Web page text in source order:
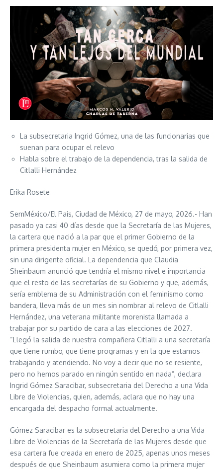
La subsecretaria Ingrid Gómez, una de las funcionarias que
suenan para ocupar el relevo
Habla sobre el trabajo de la dependencia, tras la salida de
Citlalli Hernández
Erika Rosete
SemMéxico/El Pais, Ciudad de México, 27 de mayo, 2026.- Han
pasado ya casi 40 días desde que la Secretaría de las Mujeres,
la cartera que nació a la par que el primer Gobierno de la
primera presidenta mujer en México, se quedó, por primera vez,
sin una dirigente oficial. La dependencia que Claudia
Sheinbaum anunció que tendría el mismo nivel e importancia
que el resto de las secretarías de su Gobierno y que, además,
sería emblema de su Administración con el feminismo como
bandera, lleva más de un mes sin nombrar al relevo de Citlalli
Hernández, una veterana militante morenista llamada a
trabajar por su partido de cara a las elecciones de 2027.
“Llegó la salida de nuestra compañera Citlalli a una secretaría
que tiene rumbo, que tiene programas y en la que estamos
trabajando y atendiendo. No voy a decir que no se resiente,
pero no hemos parado en ningún sentido en nada”, declara
Ingrid Gómez Saracibar, subsecretaria del Derecho a una Vida
Libre de Violencias, quien, además, aclara que no hay una
encargada del despacho formal actualmente.
Gómez Saracibar es la subsecretaria del Derecho a una Vida
Libre de Violencias de la Secretaría de las Mujeres desde que
esa cartera fue creada en enero de 2025, apenas unos meses
después de que Sheinbaum asumiera como la primera mujer